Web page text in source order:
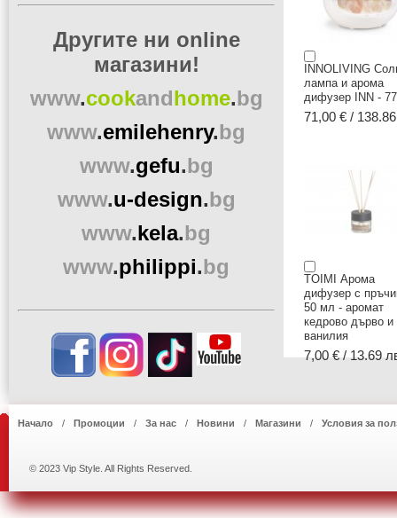
INNOLIVING
лампа и арома
дифузер INN -
71,00 € /
TOIMI Арома
дифузер с
50 мл - аромат
кедрово дърво и
ванилия
7,00 € / 13.69
Другите ни online
магазини!
www.cookandhome.bg
www.emilehenry.bg
www.gefu.bg
www.u-design.bg
www.kela.bg
www.philippi.bg
Начало Промоции За нас Новини Магазини Условия за
© 2023 Vip Style. All Rights Reserved.